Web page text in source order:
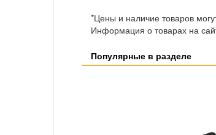
*Цены и наличие товаров
Информация о товарах на
Популярные в разделе